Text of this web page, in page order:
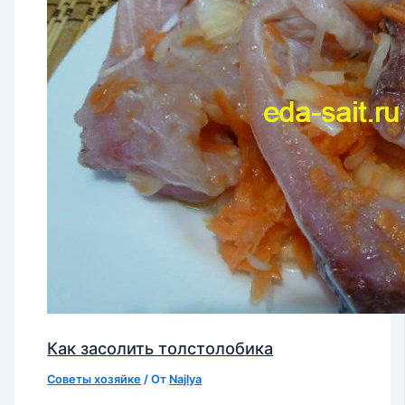
Как засолить толстолобика
Советы хозяйке / От Najlya